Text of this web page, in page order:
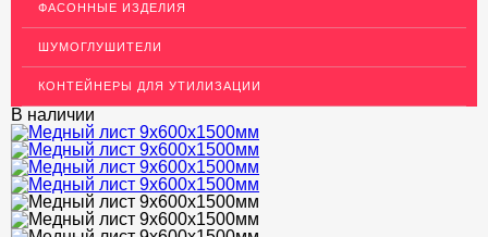
Изделия из Меди
Кабель, провод медный
ЛАТУННЫЙ ПРОКАТ
ДЕКОР НЕРЖАВЕЙКА
ОГРАЖДЕНИЯ ДЛЯ ЛЕСТНИЦ
ЭЛЕКТРОДЫ
ФАСОННЫЕ ИЗДЕЛИЯ
ШУМОГЛУШИТЕЛИ
КОНТЕЙНЕРЫ ДЛЯ УТИЛИЗАЦИИ
В наличии